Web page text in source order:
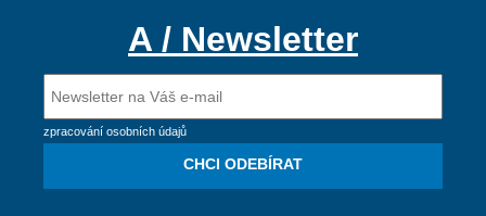
A / Newsletter
zpracování osobních údajů
CHCI ODEBÍRAT